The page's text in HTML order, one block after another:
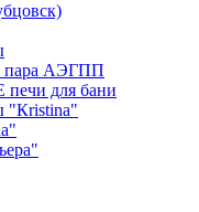
пара АЭГПП
для бани
"Кristina"